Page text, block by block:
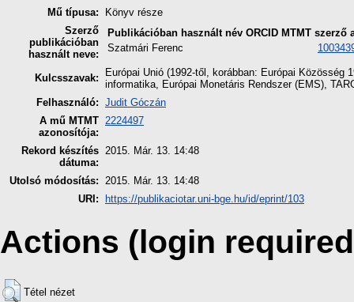
Mű típusa:
Könyv része
Szerző
publikációban
használt neve:
Publikációban használt név ORCID MTMT szerző
Szatmári Ferenc
Kulcsszavak:
Európai Unió (1992-től, korábban: Európai
informatika, Európai Monetáris Rendszer (EMS),
Felhasználó: Judit Góczán
A mű MTMT
azonosítója:
2224497
Rekord készítés
dátuma:
2015. Már. 13. 14:48
Utolsó módosítás: 2015. Már. 13. 14:48
URI:
https://publikaciotar.uni-bge.hu/id/eprint/103
Actions (login
Tétel nézet